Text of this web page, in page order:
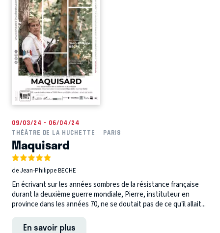
09/03/24 - 06/04/24
THÉÂTRE DE LA HUCHETTE
PARIS
Maquisard
de Jean-Philippe BECHE
En écrivant sur les années sombres de la résistance française
durant la deuxième guerre mondiale, Pierre, instituteur en
province dans les années 70, ne se doutait pas de ce qu’il allait...
En savoir plus